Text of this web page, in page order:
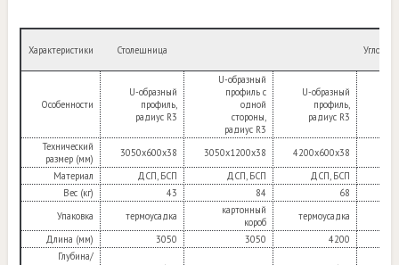
Характеристики Столешница Угловой
Особенности
U-образный
профиль,
радиус R3
U-образный
профиль с
одной
стороны,
радиус R3
U-образный
профиль,
радиус R3
Технический
размер (мм)
3050х600х38 3050х1200х38 4200х600х38
Материал
ДСП, БСП ДСП, БСП ДСП, БСП
Вес (кг)
43 84
68
Упаковка
термоусадка
картонный
короб
термоусадка
Длина (мм)
3050 3050
4200
Глубина/